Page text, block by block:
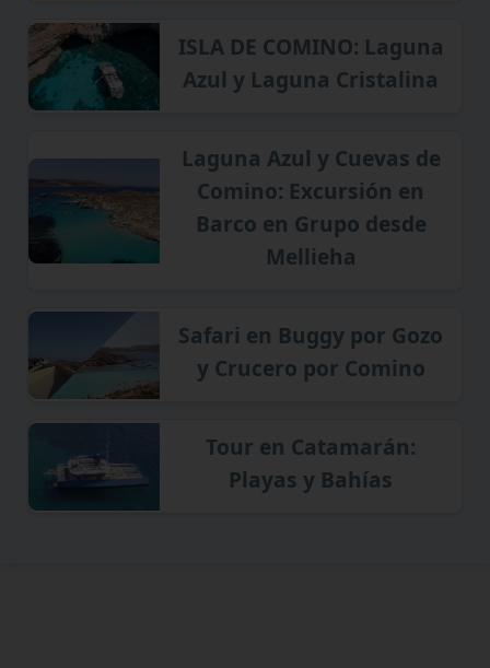
ISLA DE COMINO: Laguna
Azul y Laguna Cristalina
Laguna Azul y Cuevas de
Comino: Excursión en
Barco en Grupo desde
Mellieha
Safari en Buggy por Gozo
y Crucero por Comino
Tour en Catamarán:
Playas y Bahías